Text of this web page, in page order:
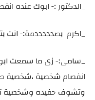
_الدكتور :- ابوك عنده
_اكرم بصدددددمة:- انت
_سامى:- زى ما سمعت
انفصام شخصية ،شخصية
وتشوف حفيده وشخصية